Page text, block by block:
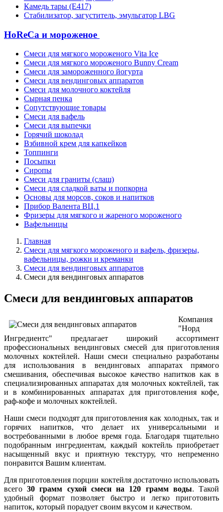
Камедь тары (Е417)
Стабилизатор, загуститель, эмульгатор LBG
HoReCa и мороженое
Смеси для мягкого мороженого Vita Ice
Смеси для мягкого мороженого Bunny Cream
Смеси для замороженного йогурта
Смеси для вендинговых аппаратов
Смеси для молочного коктейля
Сырная пенка
Сопутствующие товары
Смеси для вафель
Смеси для выпечки
Горячий шоколад
Взбивной крем для капкейков
Топпинги
Посыпки
Сиропы
Смеси для граниты (слаш)
Смеси для сладкой ваты и попкорна
Основы для морсов, соков и напитков
Прибор Валента ВЦ.1
Фризеры для мягкого и жареного мороженого
Вафельницы
Главная
Смеси для мягкого мороженого и вафель, фризеры,
вафельницы, рожки и креманки
Смеси для вендинговых аппаратов
Смеси для вендинговых аппаратов
Смеси для вендинговых аппаратов
Компания
"Норд
Ингредиентс" предлагает широкий ассортимент
профессиональных вендинговых смесей для приготовления
молочных коктейлей. Наши смеси специально разработаны
для использования в вендинговых аппаратах прямого
смешивания, обеспечивая высокое качество напитков как в
специализированных аппаратах для молочных коктейлей, так
и в комбинированных аппаратах для приготовления кофе,
раф-кофе и молочных коктейлей.
Наши смеси подходят для приготовления как холодных, так и
горячих напитков, что делает их универсальными и
востребованными в любое время года. Благодаря тщательно
подобранным ингредиентам, каждый коктейль приобретает
насыщенный вкус и приятную текстуру, что непременно
понравится Вашим клиентам.
Для приготовления порции коктейля достаточно использовать
всего30 грамм сухой смеси на 120 грамм воды. Такой
удобный формат позволяет быстро и легко приготовить
напиток, который порадует своим вкусом и качеством.